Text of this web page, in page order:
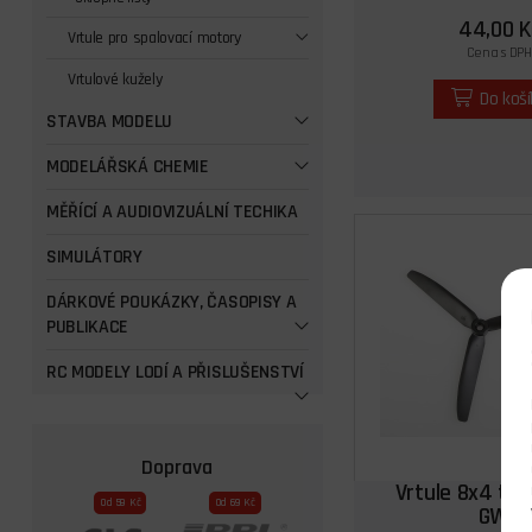
Vrtule pro spalovací motory
Vrtulové kužely
STAVBA MODELU
MODELÁŘSKÁ CHEMIE
MĚŘÍCÍ A AUDIOVIZUÁLNÍ TECHIKA
SIMULÁTORY
DÁRKOVÉ POUKÁZKY, ČASOPISY A
PUBLIKACE
RC MODELY LODÍ A PŘISLUŠENSTVÍ
Doprava
Od 59 Kč Od 69 Kč
44,00
Cena s DPH
Do
Vrtule 8x4
GWS